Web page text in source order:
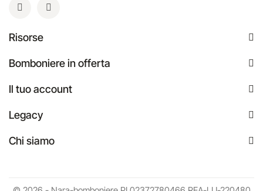
Risorse
Bomboniere in offerta
Il tuo account
Legacy
Chi siamo